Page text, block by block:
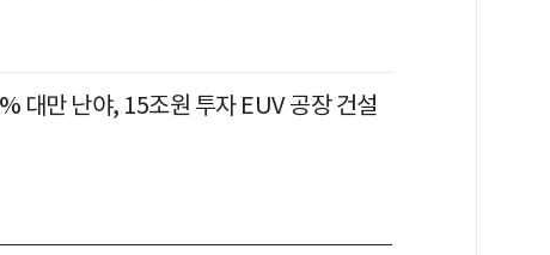
대만 난야, 15조원 투자 EUV 공장 건설